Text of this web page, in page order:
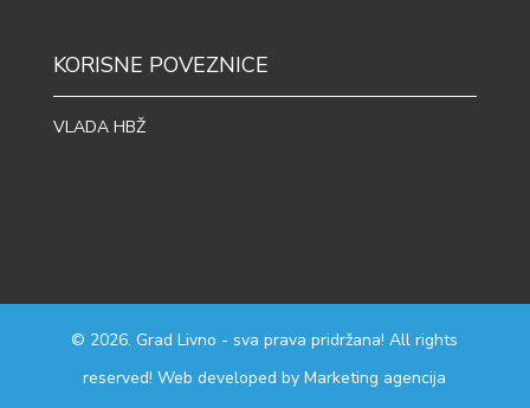
KORISNE POVEZNICE
VLADA HBŽ
© 2026. Grad Livno - sva prava pridržana! All rights
reserved! Web developed byMarketing agencija